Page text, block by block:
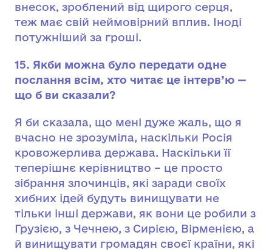
внесок, зроблений від щирого серця,
теж має свій неймовірний вплив. Іноді
потужніший за гроші.
15. Якби можна було передати одне
послання всім, хто читає це інтерв’ю —
що б ви сказали?
Я би сказала, що мені дуже жаль, що я
вчасно не зрозуміла, наскільки Росія
кровожерлива держава. Наскільки її
теперішнє керівництво – це просто
зібрання злочинців, які заради своїх
хибних ідей будуть винищувати не
тільки інші держави, як вони це робили з
Грузією, з Чечнею, з Сирією, Вірменією, а
й винищувати громадян своєї країни, які